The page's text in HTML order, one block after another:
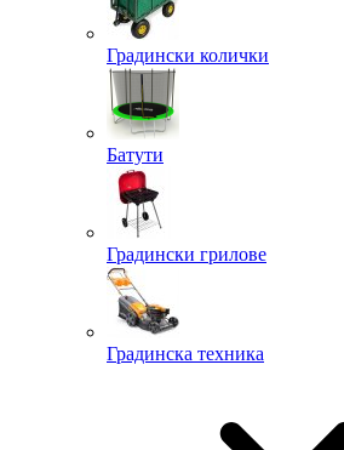
Градински колички
Батути
Градински грилове
Градинска техника